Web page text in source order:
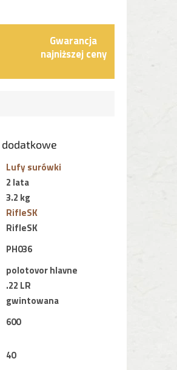
Gwarancja
najniższej ceny
Lufy surówki
2 lata
3.2 kg
RifleSK
RifleSK
PH036
polotovor hlavne
.22 LR
gwintowana
600
40